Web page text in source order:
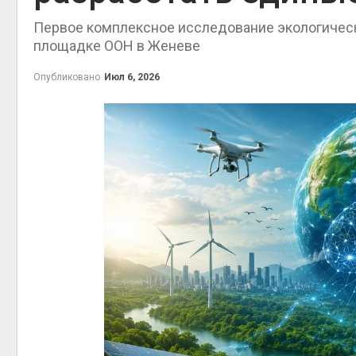
Первое комплексное исследование
площадке ООН в Женеве
Опубликовано Июл 6, 2026
Авг 6,
Авг 6,